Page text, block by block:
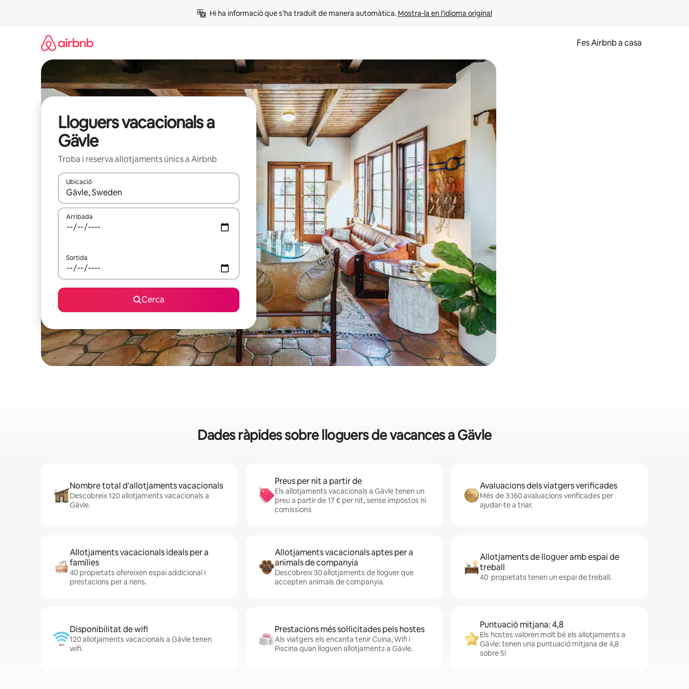
Hi ha informació que s'ha traduït de manera automàtica. Mostra-la en l'idioma original
Fes Airbnb a casa
Lloguers vacacionals a
Gävle
Troba i reserva allotjaments únics a Airbnb
Ubicació
Quan els resultats estiguin disponibles, podràs navegar-hi a través de les tecles de les fletxes (amunt i avall), o bé fent un toc a la pantalla o fent-hi lliscar el dit.
Arribada
Sortida
Cerca
Dades ràpides sobre lloguers de vacances a Gävle
Nombre total d'allotjaments vacacionals
Descobreix 120 allotjaments vacacionals a
Gävle.
Preus per nit a partir de
Els allotjaments vacacionals a Gävle tenen un
preu a partir de 17 € per nit, sense impostos ni
comissions
Avaluacions dels viatgers verificades
Més de 3.160 avaluacions verificades per
ajudar-te a triar.
Allotjaments vacacionals ideals per a
famílies
40 propietats ofereixen espai addicional i
prestacions per a nens.
Allotjaments vacacionals aptes per a
animals de companyia
Descobreix 30 allotjaments de lloguer que
accepten animals de companyia.
Allotjaments de lloguer amb espai de
treball
40 propietats tenen un espai de treball.
Disponibilitat de wifi
120 allotjaments vacacionals a Gävle tenen
wifi.
Prestacions més sol·licitades pels hostes
Als viatgers els encanta tenir Cuina, Wifi i
Piscina quan lloguen allotjaments a Gävle.
Puntuació mitjana: 4,8
Els hostes valoren molt bé els allotjaments a
Gävle: tenen una puntuació mitjana de 4,8
sobre 5!